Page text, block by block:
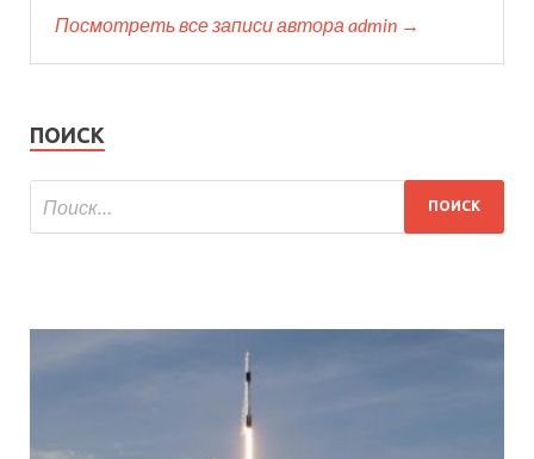
Посмотреть все записи автора admin →
ПОИСК